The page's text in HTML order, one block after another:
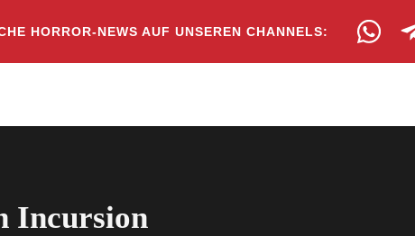
HORROR-NEWS AUF UNSEREN CHANNELS:
Incursion